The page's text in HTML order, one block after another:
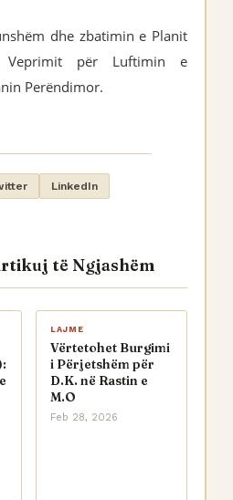
dhe zbatimin e Planit
Veprimit për Luftimin e
Perëndimor.
LinkedIn
të Ngjashëm
LAJME
Vërtetohet Burgimi
i Përjetshëm për
D.K. në Rastin e
M.O
Feb 28, 2026